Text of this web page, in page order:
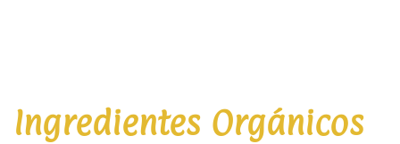
Ingredientes Orgánicos